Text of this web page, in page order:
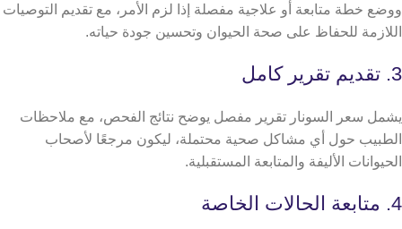
ووضع خطة متابعة أو علاجية مفصلة إذا لزم الأمر، مع تقديم التوصيات
اللازمة للحفاظ على صحة الحيوان وتحسين جودة حياته.
3. تقديم تقرير كامل
يشمل سعر السونار تقرير مفصل يوضح نتائج الفحص، مع ملاحظات
الطبيب حول أي مشاكل صحية محتملة، ليكون مرجعًا لأصحاب
الحيوانات الأليفة والمتابعة المستقبلية.
4. متابعة الحالات الخاصة